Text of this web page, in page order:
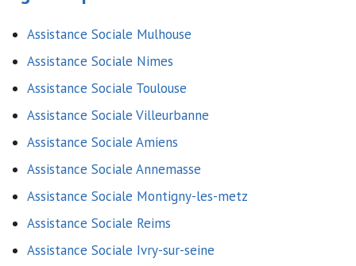
Assistance Sociale Mulhouse
Assistance Sociale Nimes
Assistance Sociale Toulouse
Assistance Sociale Villeurbanne
Assistance Sociale Amiens
Assistance Sociale Annemasse
Assistance Sociale Montigny-les-metz
Assistance Sociale Reims
Assistance Sociale Ivry-sur-seine